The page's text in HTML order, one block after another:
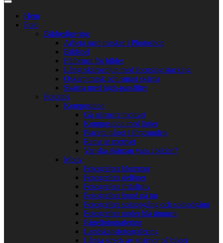
Hem
Foto
Bildredigering
Arbeta med masker i Photoshop
Bildspel
Filformat för bilder
Långt skärpedjup med focusing stacking
Oskarp mask och smart skärpa
Skärpa med high-passfilter
Fototips
Komposition
Gå närmare motivet
Komposition med linjer
Placera något i förgrunden
Rama in motivet
Var ska skärpan vara i bilden?
Motiv
Fotografera blommor
Fotografera delfiner
Fotografera friluftsliv
Fotografera hund på tur
Fotografera soluppgång och solnedgång
Fotografera under blå timmen
Fågelfotografering
Landskapsfotografering
Långa streck av stjärnor på bilder